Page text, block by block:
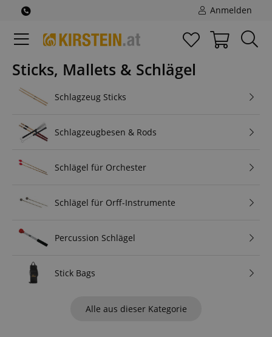
Anmelden
Sticks, Mallets & Schlägel
Schlagzeug Sticks
Schlagzeugbesen & Rods
Schlägel für Orchester
Schlägel für Orff-Instrumente
Percussion Schlägel
Stick Bags
Alle aus dieser Kategorie